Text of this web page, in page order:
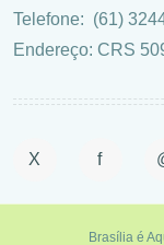
Telefone: (61)
Endereço: CRS
X f
Brasília é